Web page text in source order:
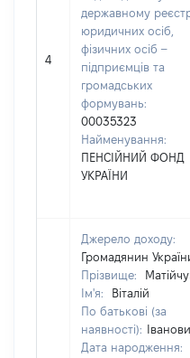
4
державному
юридичних осіб,
фізичних осіб –
підприємців та
громадських
формувань:
00035323
Найменування:
ПЕНСІЙНИЙ ФОНД
УКРАЇНИ
Джерело доходу:
Громадянин
Прізвище:
Ім'я:
Віталій
По батькові (за
наявності):
Дата народження: